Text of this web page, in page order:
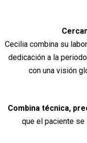
Cecilia combina su
dedicación a la
con una visión
Combina técnica,
que el paciente se